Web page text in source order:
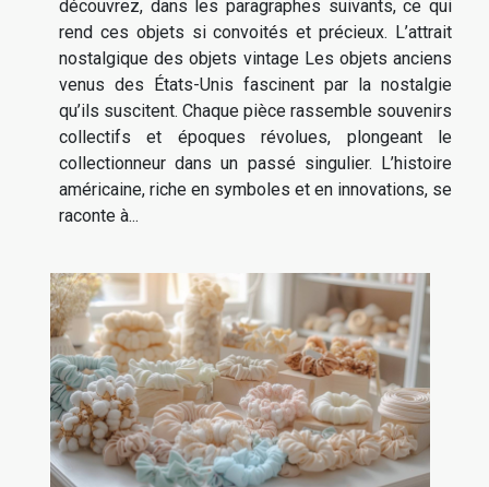
découvrez, dans les paragraphes suivants, ce qui
rend ces objets si convoités et précieux. L’attrait
nostalgique des objets vintage Les objets anciens
venus des États-Unis fascinent par la nostalgie
qu’ils suscitent. Chaque pièce rassemble souvenirs
collectifs et époques révolues, plongeant le
collectionneur dans un passé singulier. L’histoire
américaine, riche en symboles et en innovations, se
raconte à...